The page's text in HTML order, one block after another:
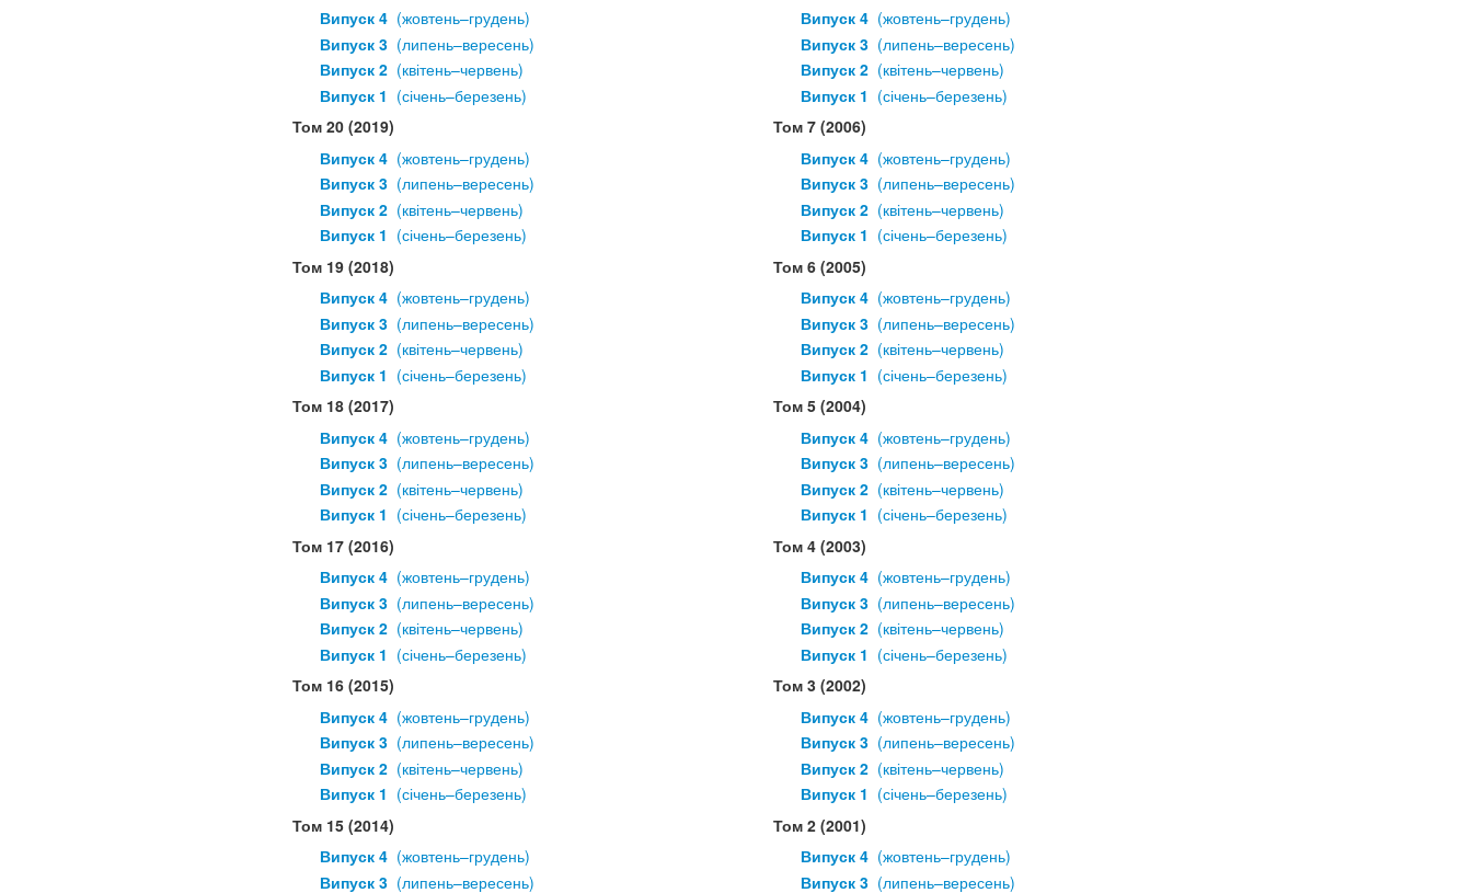
Випуск 4
  (жовтень–грудень)
Випуск 3
  (липень–вересень)
Випуск 2
  (квітень–червень)
Випуск 1
  (січень–березень)
Том 20 (2019)
Випуск 4
  (жовтень–грудень)
Випуск 3
  (липень–вересень)
Випуск 2
  (квітень–червень)
Випуск 1
  (січень–березень)
Том 19 (2018)
Випуск 4
  (жовтень–грудень)
Випуск 3
  (липень–вересень)
Випуск 2
  (квітень–червень)
Випуск 1
  (січень–березень)
Том 18 (2017)
Випуск 4
  (жовтень–грудень)
Випуск 3
  (липень–вересень)
Випуск 2
  (квітень–червень)
Випуск 1
  (січень–березень)
Том 17 (2016)
Випуск 4
  (жовтень–грудень)
Випуск 3
  (липень–вересень)
Випуск 2
  (квітень–червень)
Випуск 1
  (січень–березень)
Том 16 (2015)
Випуск 4
  (жовтень–грудень)
Випуск 3
  (липень–вересень)
Випуск 2
  (квітень–червень)
Випуск 1
  (січень–березень)
Том 15 (2014)
Випуск 4
  (жовтень–грудень)
Випуск 3
  (липень–вересень)
Випуск 4
  (жовтень–грудень)
Випуск 3
  (липень–вересень)
Випуск 2
  (квітень–червень)
Випуск 1
  (січень–березень)
Том 7 (2006)
Випуск 4
  (жовтень–грудень)
Випуск 3
  (липень–вересень)
Випуск 2
  (квітень–червень)
Випуск 1
  (січень–березень)
Том 6 (2005)
Випуск 4
  (жовтень–грудень)
Випуск 3
  (липень–вересень)
Випуск 2
  (квітень–червень)
Випуск 1
  (січень–березень)
Том 5 (2004)
Випуск 4
  (жовтень–грудень)
Випуск 3
  (липень–вересень)
Випуск 2
  (квітень–червень)
Випуск 1
  (січень–березень)
Том 4 (2003)
Випуск 4
  (жовтень–грудень)
Випуск 3
  (липень–вересень)
Випуск 2
  (квітень–червень)
Випуск 1
  (січень–березень)
Том 3 (2002)
Випуск 4
  (жовтень–грудень)
Випуск 3
  (липень–вересень)
Випуск 2
  (квітень–червень)
Випуск 1
  (січень–березень)
Том 2 (2001)
Випуск 4
  (жовтень–грудень)
Випуск 3
  (липень–вересень)